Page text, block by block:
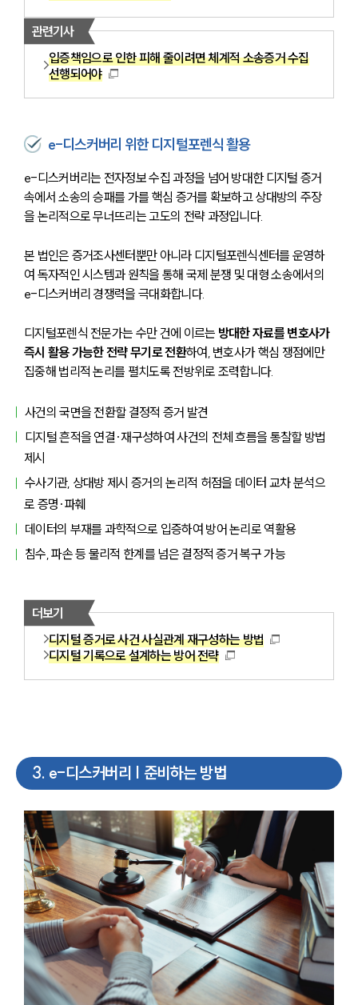
관련기사
입증책임으로 인한 피해 줄이려면 체계적 소송증거 수집
선행되어야
e-디스커버리 위한 디지털포렌식 활용
e-디스커버리는 전자정보 수집 과정을 넘어 방대한 디지털 증거
속에서 소송의 승패를 가를 핵심 증거를 확보하고 상대방의 주장
을 논리적으로 무너뜨리는 고도의 전략 과정입니다.
본 법인은 증거조사센터뿐만 아니라 디지털포렌식센터를 운영하
여 독자적인 시스템과 원칙을 통해 국제 분쟁 및 대형 소송에서의
e-디스커버리 경쟁력을 극대화합니다.
디지털포렌식 전문가는 수만 건에 이르는 방대한 자료를 변호사가
즉시 활용 가능한 전략 무기로 전환하여, 변호사가 핵심 쟁점에만
집중해 법리적 논리를 펼치도록 전방위로 조력합니다.
사건의 국면을 전환할 결정적 증거 발견
디지털 흔적을 연결·재구성하여 사건의 전체 흐름을 통찰할 방법
제시
수사기관, 상대방 제시 증거의 논리적 허점을 데이터 교차 분석으
로 증명·파훼
데이터의 부재를 과학적으로 입증하여 방어 논리로 역활용
침수, 파손 등 물리적 한계를 넘은 결정적 증거 복구 가능
더보기
디지털 증거로 사건 사실관계 재구성하는 방법
디지털 기록으로 설계하는 방어 전략
3. e-디스커버리 | 준비하는 방법